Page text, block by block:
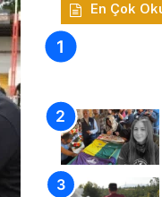
En Çok